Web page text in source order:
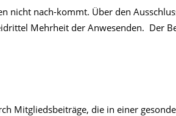
nicht nach-kommt. Über den
Mehrheit der Anwesenden. Der
Mitgliedsbeiträge, die in einer